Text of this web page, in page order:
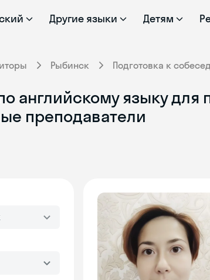
Другие языки Детям
Рыбинск Подготовка к
английскому языку
преподаватели